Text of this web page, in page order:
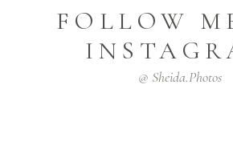
FOLLOW
@ Sheida.photos